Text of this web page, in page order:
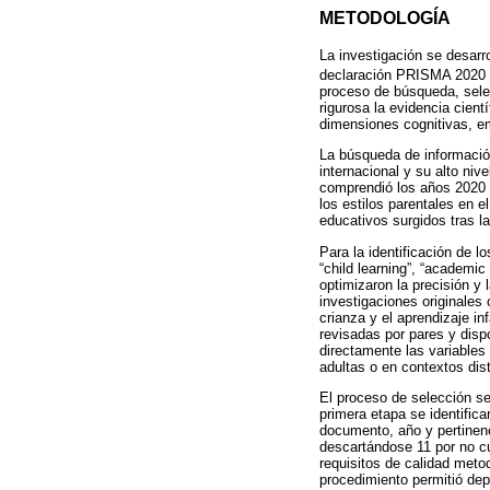
METODOLOGÍA
La investigación se
declaración PRISMA 2020
proceso de búsqueda,
rigurosa la evidencia
dimensiones cognitivas,
La búsqueda de
internacional y su alto
comprendió los años
los estilos parentales en
educativos surgidos tras
Para la identificación de
“child learning”,
optimizaron la precisión y
investigaciones originales
crianza y el aprendizaje
revisadas por pares y
directamente las
adultas o en contextos
El proceso de selección
primera etapa se
documento, año y
descartándose 11 por no
requisitos de calidad
procedimiento permitió